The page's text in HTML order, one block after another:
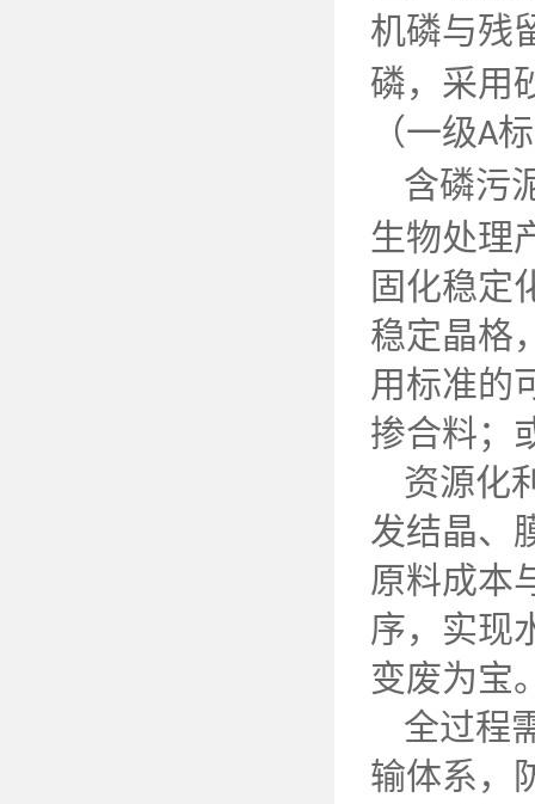
机磷与残
磷，采用
（一级A
含磷污
生物处理
固化稳定
稳定晶格
用标准的
掺合料；
资源化
发结晶、
原料成本
序，实现
变废为宝
全过程
输体系，